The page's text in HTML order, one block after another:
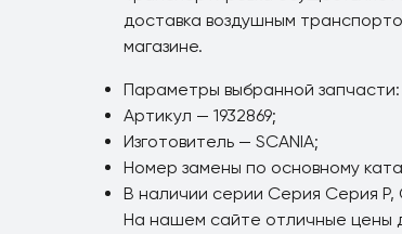
доставка воздушным
магазине.
Параметры выбранной запчасти:
Артикул — 1932869;
Изготовитель — SCANIA;
Номер замены по основному
В наличии серии Серия Серия
На нашем сайте отличные цены